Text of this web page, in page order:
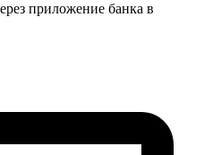
приложение банка в